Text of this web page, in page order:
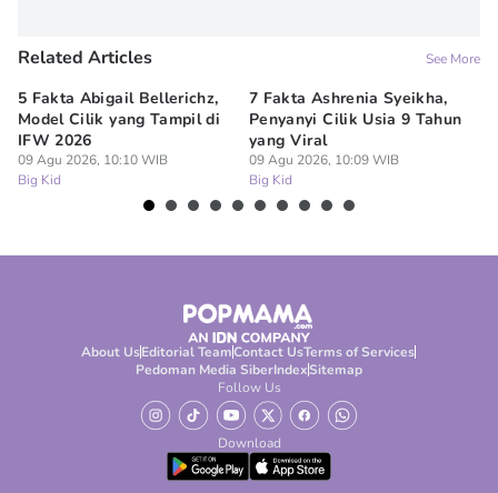
Related Articles See More
5 Fakta Abigail Bellerichz,
Model Cilik yang Tampil di
IFW 2026
09 Agu 2026, 10:10 WIB
Big Kid
7 Fakta Ashrenia Syeikha,
Penyanyi Cilik Usia 9 Tahun
yang Viral
09 Agu 2026, 10:09 WIB
Big Kid
About UsEditorial TeamContact UsTerms of Services
Pedoman Media SiberIndexSitemap
Follow Us
Download